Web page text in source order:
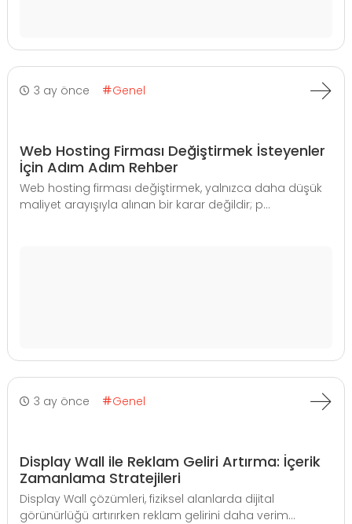
3 ay önce Genel
Web Hosting Firması Değiştirmek İsteyenler
İçin Adım Adım Rehber
Web hosting firması değiştirmek, yalnızca daha düşük
maliyet arayışıyla alınan bir karar değildir; p...
3 ay önce Genel
Display Wall ile Reklam Geliri Artırma: İçerik
Zamanlama Stratejileri
Display Wall çözümleri, fiziksel alanlarda dijital
görünürlüğü artırırken reklam gelirini daha verim...